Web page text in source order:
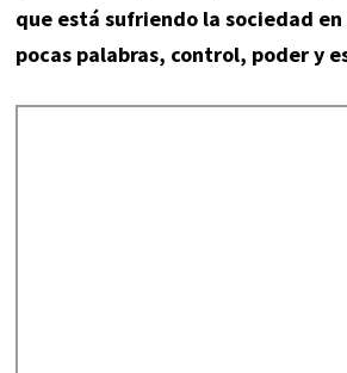
que está sufriendo la sociedad en
pocas palabras, control, poder y